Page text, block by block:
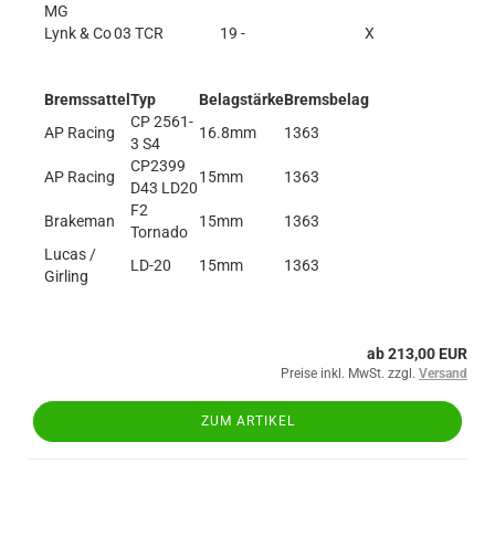
MG
Lynk & Co03 TCR 19 - X
Bremssattel Typ BelagstärkeBremsbelag
AP Racing
CP 2561-
3 S4
16.8mm 1363
AP Racing
CP2399
D43 LD20
15mm 1363
Brakeman
F2
Tornado
15mm
1363
Lucas /
Girling
LD-20 15mm 1363
ab 213,00 EUR
Preise inkl. MwSt. zzgl. Versand
ZUM ARTIKEL